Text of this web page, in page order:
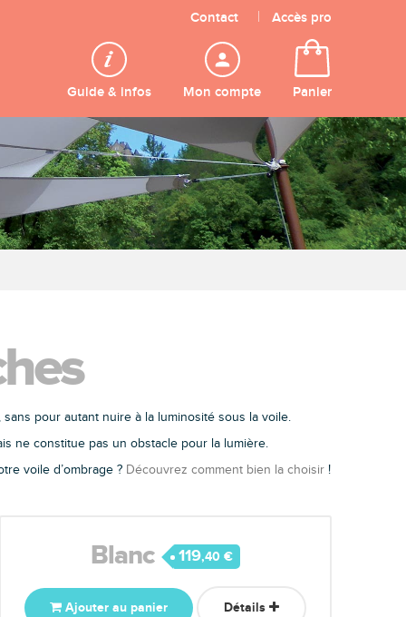
Contact Accès pro
Guide & infos Mon compte Panier
pour autant nuire à la luminosité sous la voile.
ne constitue pas un obstacle pour la lumière.
voile d’ombrage ? Découvrez comment bien la choisir !
Blanc 119,40 €
Ajouter au panier Détails